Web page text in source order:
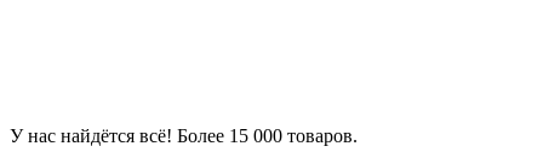
У нас найдётся всё! Более 15 000 товаров.